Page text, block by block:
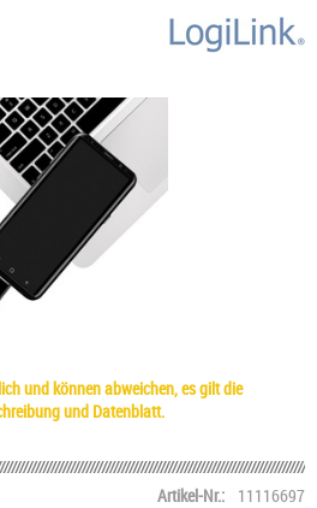
und können abweichen, es gilt die
und Datenblatt.
Artikel-Nr.:
11116697